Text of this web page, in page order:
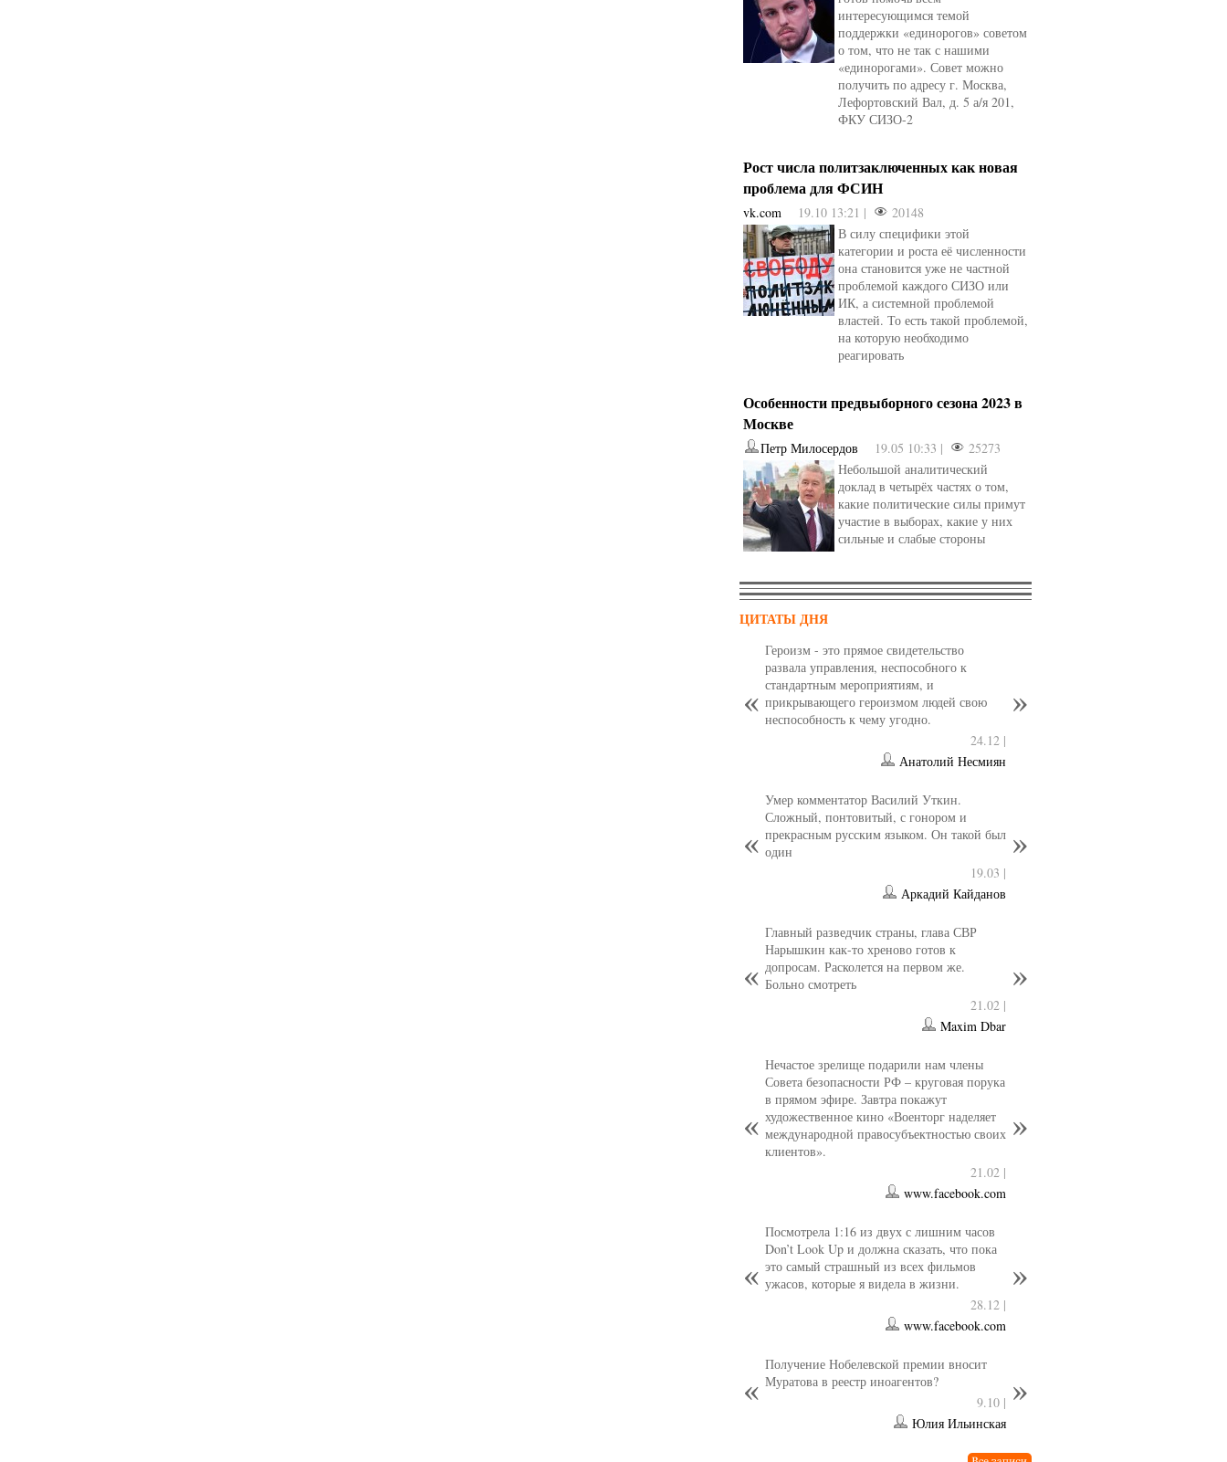
интересующимся темой
поддержки «единорогов» советом
о том, что не так с нашими
«единорогами». Совет можно
получить по адресу г. Москва,
Лефортовский Вал, д. 5 а/я 201,
ФКУ СИЗО-2
Рост числа политзаключенных как новая
проблема для ФСИН
vk.com 19.10 13:21 |
20148
В силу специфики этой
категории и роста её численности
она становится уже не частной
проблемой каждого СИЗО или
ИК, а системной проблемой
властей. То есть такой проблемой,
на которую необходимо
реагировать
Особенности предвыборного сезона 2023 в
Москве
Петр Милосердов 19.05 10:33 |
25273
Небольшой аналитический
доклад в четырёх частях о том,
какие политические силы примут
участие в выборах, какие у них
сильные и слабые стороны
ЦИТАТЫ ДНЯ
Героизм - это прямое свидетельство
развала управления, неспособного к
стандартным мероприятиям, и
прикрывающего героизмом людей свою
неспособность к чему угодно.
24.12 |
Анатолий Несмиян
Умер комментатор Василий Уткин.
Сложный, понтовитый, с гонором и
прекрасным русским языком. Он такой был
один
19.03 |
Аркадий Кайданов
Главный разведчик страны, глава СВР
Нарышкин как-то хреново готов к
допросам. Расколется на первом же.
Больно смотреть
21.02 |
Maxim Dbar
Нечастое зрелище подарили нам члены
Совета безопасности РФ – круговая порука
в прямом эфире. Завтра покажут
художественное кино «Военторг наделяет
международной правосубъектностью своих
клиентов».
21.02 |
www.facebook.com
Посмотрела 1:16 из двух с лишним часов
Don’t Look Up и должна сказать, что пока
это самый страшный из всех фильмов
ужасов, которые я видела в жизни.
28.12 |
www.facebook.com
Получение Нобелевской премии вносит
Муратова в реестр иноагентов?
9.10 |
Юлия Ильинская